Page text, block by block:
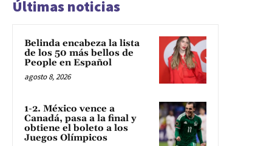
Últimas noticias
Belinda encabeza la lista
de los 50 más bellos de
People en Español
agosto 8, 2026
1-2. México vence a
Canadá, pasa a la final y
obtiene el boleto a los
Juegos Olímpicos